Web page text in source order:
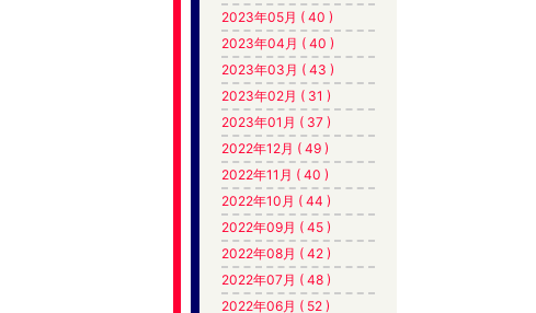
2023年05月 ( 40 )
2023年04月 ( 40 )
2023年03月 ( 43 )
2023年02月 ( 31 )
2023年01月 ( 37 )
2022年12月 ( 49 )
2022年11月 ( 40 )
2022年10月 ( 44 )
2022年09月 ( 45 )
2022年08月 ( 42 )
2022年07月 ( 48 )
2022年06月 ( 52 )